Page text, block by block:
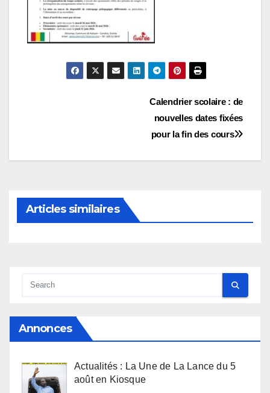
l’article
Calendrier scolaire : de
nouvelles dates fixées
pour la fin des cours
Articles similaires
Annonces
Actualités : La Une de La Lance du 5
août en Kiosque